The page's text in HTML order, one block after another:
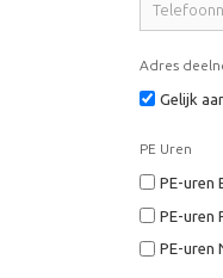
Adres
Gelijk
PE Uren
PE-uren
PE-uren
PE-uren